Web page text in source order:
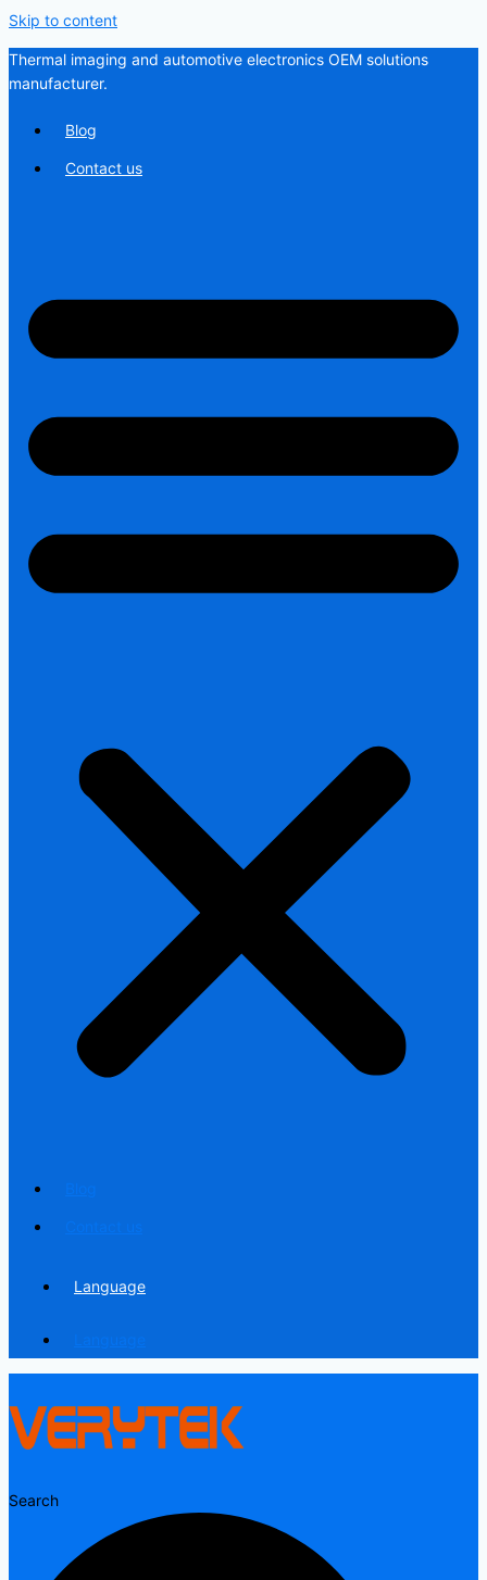
Skip to content
Thermal imaging and automotive electronics OEM solutions
manufacturer.
Blog
Contact us
Language
Search